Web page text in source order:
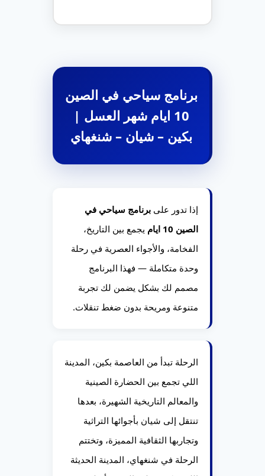
برنامج سياحي في الصين
10 ايام شهر العسل |
بكين – شيان – شنغهاي
إذا تدور على برنامج سياحي في
الصين 10 ايام
يجمع بين التاريخ،
الفخامة، والأجواء العصرية في رحلة
وحدة متكاملة — فهذا البرنامج
مصمم لك بشكل يضمن لك تجربة
متنوعة ومريحة بدون ضغط تنقلات.
الرحلة تبدأ من العاصمة بكين، المدينة
اللي تجمع بين الحضارة الصينية
والمعالم التاريخية الشهيرة، بعدها
تنتقل إلى شيان بأجوائها التراثية
وتجاربها الثقافية المميزة، وتختتم
الرحلة في شنغهاي، المدينة الحديثة